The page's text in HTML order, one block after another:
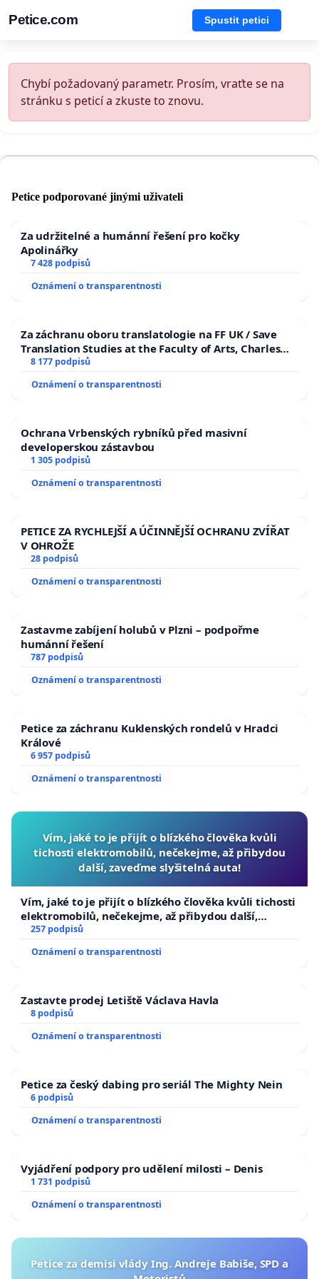
Petice.com Spustit petici
Chybí požadovaný parametr. Prosím, vraťte se na
stránku s peticí a zkuste to znovu.
Petice podporované jinými uživateli
Za udržitelné a humánní řešení pro kočky
Apolinářky
7 428 podpisů
Oznámení o transparentnosti
Za záchranu oboru translatologie na FF UK / Save
Translation Studies at the Faculty of Arts, Charles
University
8 177 podpisů
Oznámení o transparentnosti
Ochrana Vrbenských rybníků před masivní
developerskou zástavbou
1 305 podpisů
Oznámení o transparentnosti
PETICE ZA RYCHLEJŠÍ A ÚČINNĚJŠÍ OCHRANU ZVÍŘAT
V OHROŽE
28 podpisů
Oznámení o transparentnosti
Zastavme zabíjení holubů v Plzni – podpořme
humánní řešení
787 podpisů
Oznámení o transparentnosti
Petice za záchranu Kuklenských rondelů v Hradci
Králové
6 957 podpisů
Oznámení o transparentnosti
Vím, jaké to je přijít o blízkého člověka kvůli
tichosti elektromobilů, nečekejme, až přibydou
další, zaveďme slyšitelná auta!
Vím, jaké to je přijít o blízkého člověka kvůli tichosti
elektromobilů, nečekejme, až přibydou další,
zaveďme slyšitelná auta!
257 podpisů
Oznámení o transparentnosti
Zastavte prodej Letiště Václava Havla
8 podpisů
Oznámení o transparentnosti
Petice za český dabing pro seriál The Mighty Nein
6 podpisů
Oznámení o transparentnosti
Vyjádření podpory pro udělení milosti – Denis
1 731 podpisů
Oznámení o transparentnosti
Petice za demisi vlády Ing. Andreje Babiše, SPD a